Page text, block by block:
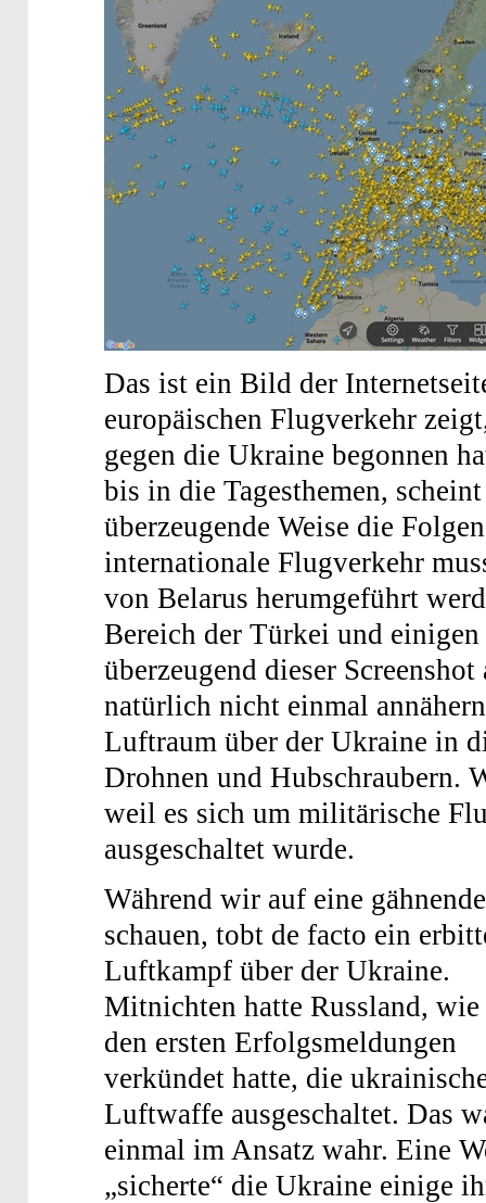
Das ist ein Bild der
europäischen Flugverkehr
gegen die Ukraine begonnen
bis in die Tagesthemen,
überzeugende Weise die
internationale Flugverkehr
von Belarus herumgeführt
Bereich der Türkei und
überzeugend dieser
natürlich nicht einmal
Luftraum über der Ukraine in
Drohnen und Hubschraubern.
weil es sich um militärische
ausgeschaltet wurde.
Während wir auf eine
schauen, tobt de facto ein
Luftkampf über der Ukraine.
Mitnichten hatte Russland, wie
den ersten Erfolgsmeldungen
verkündet hatte, die
Luftwaffe ausgeschaltet. Das
einmal im Ansatz wahr. Eine
„sicherte“ die Ukraine einige